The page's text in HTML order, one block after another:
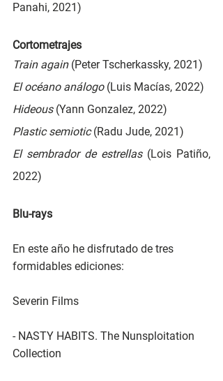
Panahi, 2021)
Cortometrajes
Train again (Peter Tscherkassky, 2021)
El océano análogo (Luis Macías, 2022)
Hideous (Yann Gonzalez, 2022)
Plastic semiotic (Radu Jude, 2021)
El sembrador de estrellas (Lois Patiño,
2022)
Blu-rays
En este año he disfrutado de tres
formidables ediciones:
Severin Films
- NASTY HABITS. The Nunsploitation
Collection